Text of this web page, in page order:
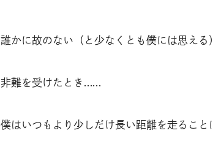
誰かに故のない（と少なくとも僕には思える）
非難を受けたとき……
僕はいつもより少しだけ長い距離を走ること